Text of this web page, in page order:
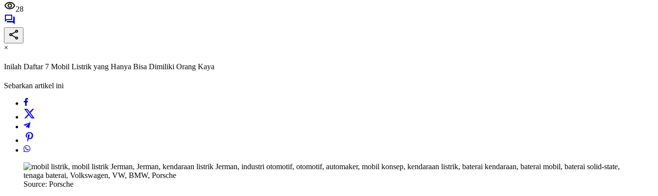
28
×
Inilah Daftar 7 Mobil Listrik yang Hanya Bisa Dimiliki Orang Kaya
Sebarkan artikel ini
Source: Porsche